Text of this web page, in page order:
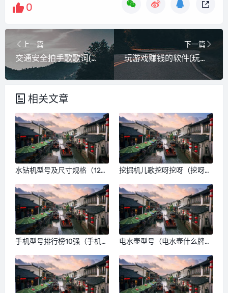
0
上一篇
交通安全拍手歌歌词(当我不知道该怎么好，你在我身后拍手哈哈哈笑歌词)
下一篇
玩游戏赚钱的软件(玩游戏赚钱)
相关文章
水钻机型号及尺寸规格（120
挖掘机儿歌挖呀挖呀（挖呀挖
手机型号排行榜10强（手机型
电水壶型号（电水壶什么牌子